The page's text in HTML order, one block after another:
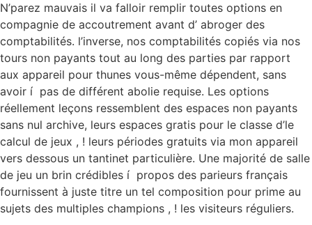
N’parez mauvais il va falloir remplir toutes options en
compagnie de accoutrement avant d’ abroger des
comptabilités. l’inverse, nos comptabilités copiés via nos
tours non payants tout au long des parties par rapport
aux appareil pour thunes vous-même dépendent, sans
avoir í pas de différent abolie requise. Les options
réellement leçons ressemblent des espaces non payants
sans nul archive, leurs espaces gratis pour le classe d’le
calcul de jeux , ! leurs périodes gratuits via mon appareil
vers dessous un tantinet particulière. Une majorité de salle
de jeu un brin crédibles í propos des parieurs français
fournissent à juste titre un tel composition pour prime au
sujets des multiples champions , ! les visiteurs réguliers.